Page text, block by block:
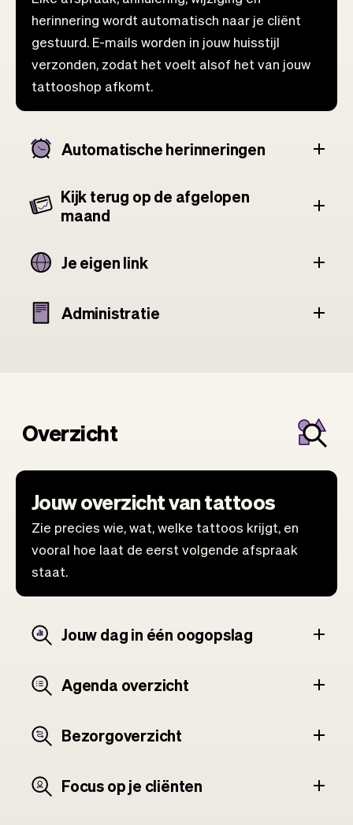
herinnering wordt automatisch naar je cliënt
gestuurd. E-mails worden in jouw huisstijl
verzonden, zodat het voelt alsof het van jouw
tattooshop afkomt.
Automatische herinneringen
Kijk terug op de afgelopen
maand
Je eigen link
Administratie
Overzicht
Jouw overzicht van tattoos
Zie precies wie, wat, welke tattoos krijgt, en
vooral hoe laat de eerst volgende afspraak
staat.
Jouw dag in één oogopslag
Agenda overzicht
Bezorgoverzicht
Focus op je cliënten